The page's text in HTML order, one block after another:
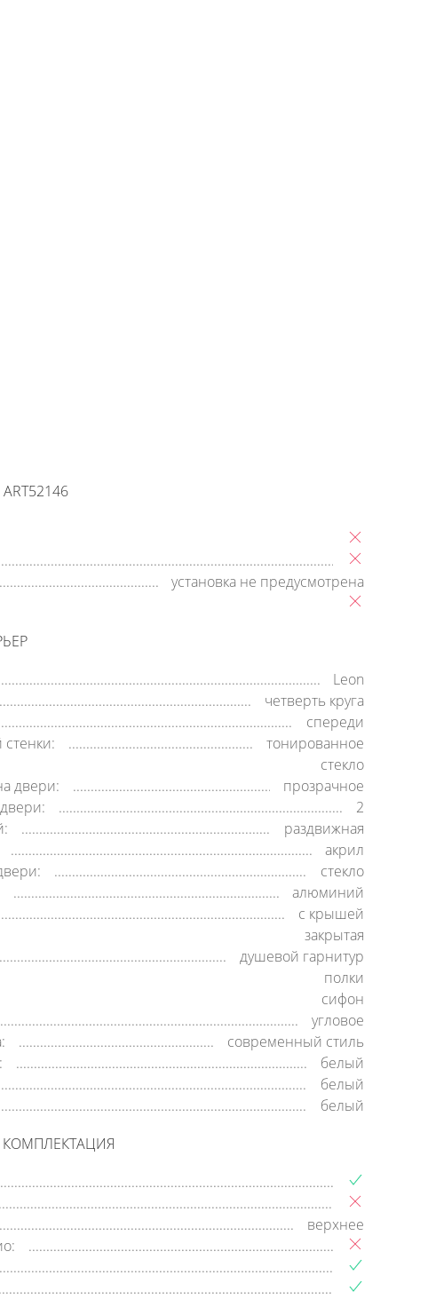
установка не предусмотрена
Leon
четверть круга
спереди
тонированное
стекло
двери:
прозрачное
2
раздвижная
акрил
стекло
алюминий
c крышей
закрытая
душевой гарнитур
полки
сифон
угловое
современный стиль
белый
белый
белый
верхнее